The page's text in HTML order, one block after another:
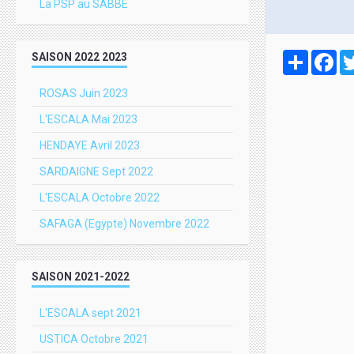
Partager
La PSP au SABBE
SAISON 2022 2023
ROSAS Juin 2023
L'ESCALA Mai 2023
HENDAYE Avril 2023
SARDAIGNE Sept 2022
L'ESCALA Octobre 2022
SAFAGA (Egypte) Novembre 2022
SAISON 2021-2022
L'ESCALA sept 2021
USTICA Octobre 2021